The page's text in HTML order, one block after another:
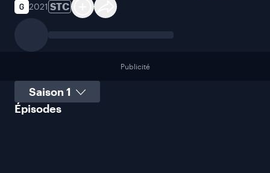
2021 STC
Publicité
Sélectionner une saison
Épisodes